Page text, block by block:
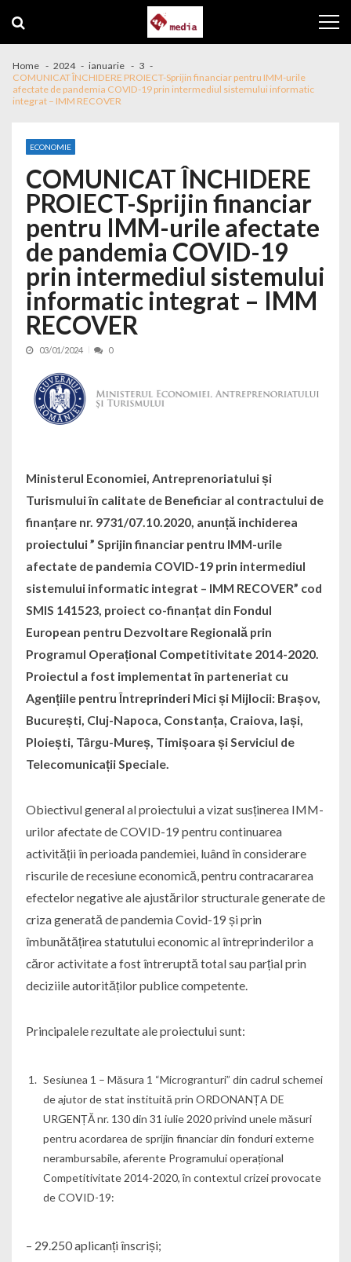
Home 2024 ianuarie
3
COMUNICAT ÎNCHIDERE PROIECT-Sprijin financiar pentru IMM-urile
afectate de pandemia COVID-19 prin intermediul sistemului informatic
integrat – IMM RECOVER
ECONOMIE
COMUNICAT ÎNCHIDERE
PROIECT-Sprijin financiar
pentru IMM-urile afectate
de pandemia COVID-19
prin intermediul sistemului
informatic integrat – IMM
RECOVER
03/01/2024 0
Ministerul Economiei, Antreprenoriatului și
Turismului în calitate de Beneficiar al contractului de
finanțare nr. 9731/07.10.2020, anunță inchiderea
proiectului ” Sprijin financiar pentru IMM-urile
afectate de pandemia COVID-19 prin intermediul
sistemului informatic integrat – IMM RECOVER” cod
SMIS 141523, proiect co-finanțat din Fondul
European pentru Dezvoltare Regională prin
Programul Operațional Competitivitate 2014-2020.
Proiectul a fost implementat în parteneriat cu
Agențiile pentru Întreprinderi Mici și Mijlocii: Brașov,
București, Cluj-Napoca, Constanța, Craiova, Iași,
Ploiești, Târgu-Mureș, Timișoara și Serviciul de
Telecomunicații Speciale.
Obiectivul general al proiectului a vizat susținerea IMM-
urilor afectate de COVID-19 pentru continuarea
activității în perioada pandemiei, luând în considerare
riscurile de recesiune economică, pentru contracararea
efectelor negative ale ajustărilor structurale generate de
criza generată de pandemia Covid-19 și prin
îmbunătățirea statutului economic al întreprinderilor a
căror activitate a fost întreruptă total sau parțial prin
deciziile autorităților publice competente.
Principalele rezultate ale proiectului sunt:
Sesiunea 1 – Măsura 1 “Microgranturi” din cadrul schemei
de ajutor de stat instituită prin ORDONANȚA DE
URGENȚĂ nr. 130 din 31 iulie 2020 privind unele măsuri
pentru acordarea de sprijin financiar din fonduri externe
nerambursabile, aferente Programului operațional
Competitivitate 2014-2020, în contextul crizei provocate
de COVID-19:
– 29.250 aplicanți înscriși;